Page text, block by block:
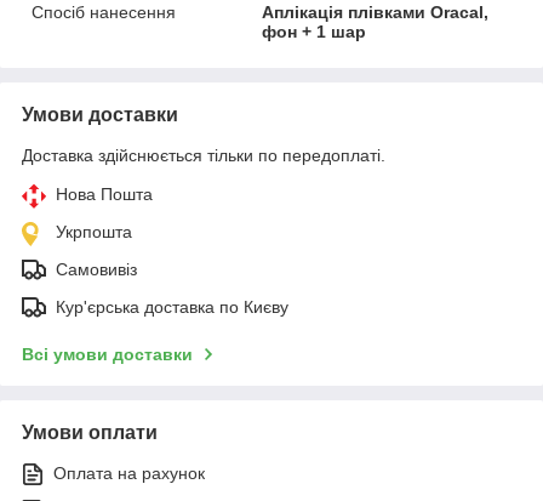
Спосіб нанесення
Аплікація плівками Oracal,
фон + 1 шар
Умови доставки
Доставка здійснюється тільки по передоплаті.
Нова Пошта
Укрпошта
Самовивіз
Кур'єрська доставка по Києву
Всі умови доставки
Умови оплати
Оплата на рахунок